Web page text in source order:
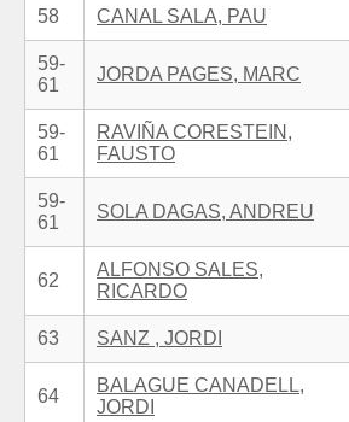
58 CANAL SALA, PAU
59-
61
JORDA PAGES, MARC
59-
61
RAVIÑA CORESTEIN,
FAUSTO
59-
61
SOLA DAGAS, ANDREU
62
ALFONSO SALES,
RICARDO
63 SANZ , JORDI
64
BALAGUE CANADELL,
JORDI